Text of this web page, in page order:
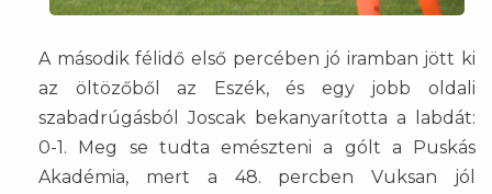
A második félidő első percében jó iramban jött ki
az öltözőből az Eszék, és egy jobb oldali
szabadrúgásból Joscak bekanyarította a labdát:
0-1. Meg se tudta emészteni a gólt a Puskás
Akadémia, mert a 48. percben Vuksan jól